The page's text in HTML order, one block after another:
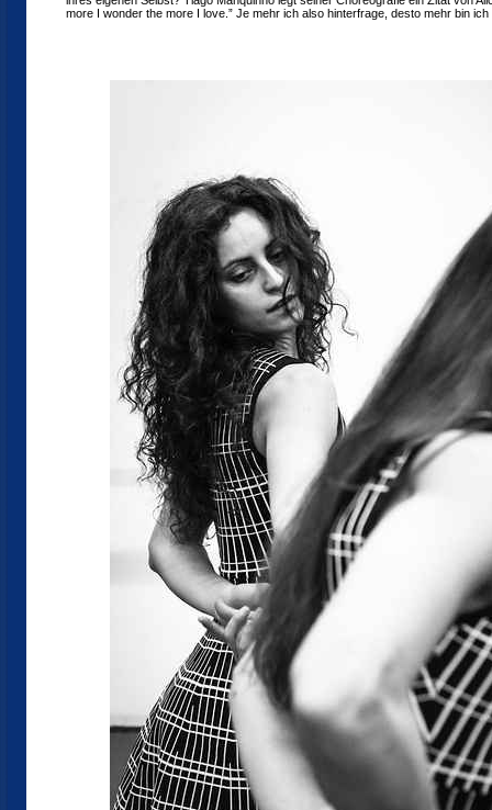
more I wonder the more I love.” Je mehr ich also hinterfrage, desto mehr bin ich